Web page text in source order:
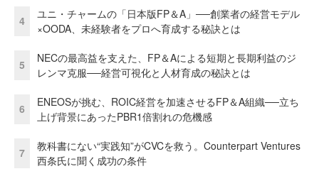
4
ユニ・チャームの「日本版FP＆A」──創業者の経営モデル
×OODA、未経験者をプロへ育成する秘訣とは
5
NECの最高益を支えた、FP＆Aによる短期と長期利益のジ
レンマ克服──経営可視化と人材育成の秘訣とは
6
ENEOSが挑む、ROIC経営を加速させるFP＆A組織──立ち
上げ背景にあったPBR1倍割れの危機感
7
教科書にない“実践知”がCVCを救う。Counterpart Ventures
西条氏に聞く成功の条件